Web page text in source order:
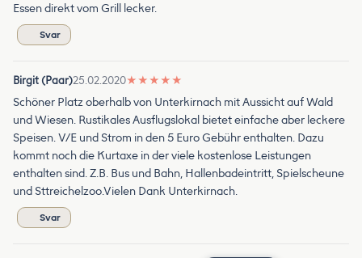
Essen direkt vom Grill lecker.
Svar
Birgit (Paar)25.02.2020★ ★ ★ ★ ★
Schöner Platz oberhalb von Unterkirnach mit Aussicht auf Wald
und Wiesen. Rustikales Ausflugslokal bietet einfache aber leckere
Speisen. V/E und Strom in den 5 Euro Gebühr enthalten. Dazu
kommt noch die Kurtaxe in der viele kostenlose Leistungen
enthalten sind. Z.B. Bus und Bahn, Hallenbadeintritt, Spielscheune
und Sttreichelzoo.Vielen Dank Unterkirnach.
Svar